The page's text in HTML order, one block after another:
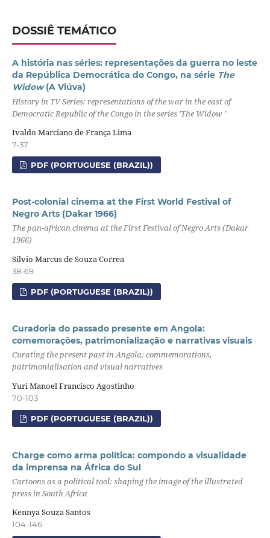
DOSSIÊ TEMÁTICO
A história nas séries: representações da guerra no leste
da República Democrática do Congo, na série The
Widow(A Viúva)
History in TV Series: representations of the war in the east of
Democratic Republic of the Congo in the series 'The Widow '
Ivaldo Marciano de França Lima
7-37
PDF (PORTUGUESE (BRAZIL))
Post-colonial cinema at the First World Festival of
Negro Arts (Dakar 1966)
The pan-african cinema at the First Festival of Negro Arts (Dakar
1966)
Silvio Marcus de Souza Correa
38-69
PDF (PORTUGUESE (BRAZIL))
Curadoria do passado presente em Angola:
comemorações, patrimonialização e narrativas visuais
Curating the present past in Angola: commemorations,
patrimonialisation and visual narratives
Yuri Manoel Francisco Agostinho
70-103
PDF (PORTUGUESE (BRAZIL))
Charge como arma política: compondo a visualidade
da imprensa na África do Sul
Cartoons as a political tool: shaping the image of the illustrated
press in South Africa
Kennya Souza Santos
104-146